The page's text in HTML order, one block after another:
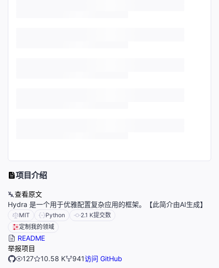
项目介绍
查看原文
Hydra 是一个用于优雅配置复杂应用的框架。【此简介由AI生成】
MIT Python 2.1 K提交数
定制我的领域
README
举报项目
127
10.58 K 941访问 GitHub